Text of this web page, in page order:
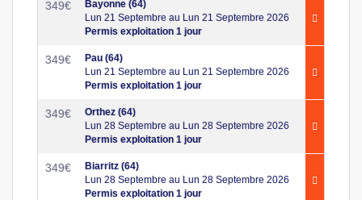
349€
Bayonne (64)
Lun 21 Septembre au Lun 21 Septembre 2026
Permis exploitation 1 jour
349€
Pau (64)
Lun 21 Septembre au Lun 21 Septembre 2026
Permis exploitation 1 jour
349€
Orthez (64)
Lun 28 Septembre au Lun 28 Septembre 2026
Permis exploitation 1 jour
349€
Biarritz (64)
Lun 28 Septembre au Lun 28 Septembre 2026
Permis exploitation 1 jour